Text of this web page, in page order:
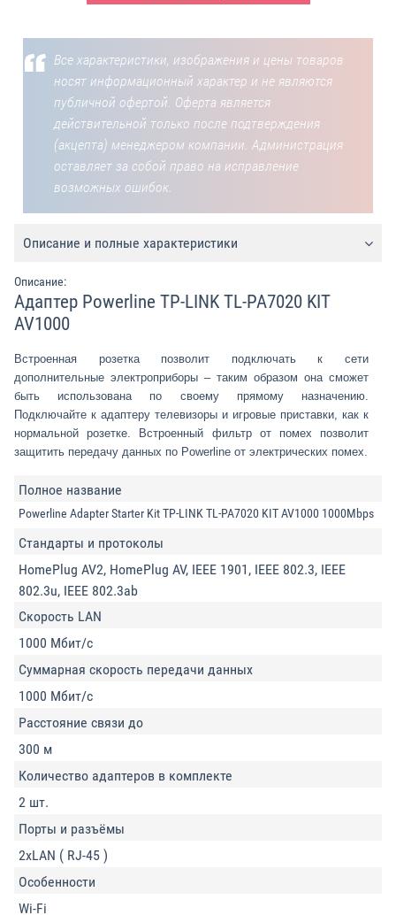
Все характеристики, изображения и цены товаров
носят информационный характер и не являются
публичной офертой. Оферта является
действительной только после подтверждения
(акцепта) менеджером компании. Администрация
оставляет за собой право на исправление
возможных ошибок.
Описание и полные характеристики
Описание:
Адаптер Powerline TP-LINK TL-PA7020 KIT
AV1000
Встроенная розетка позволит подключать к сети
дополнительные электроприборы – таким образом она сможет
быть использована по своему прямому назначению.
Подключайте к адаптеру телевизоры и игровые приставки, как к
нормальной розетке. Встроенный фильтр от помех позволит
защитить передачу данных по Powerline от электрических помех.
Полное название
Powerline Adapter Starter Kit TP-LINK TL-PA7020 KIT AV1000 1000Mbps
Стандарты и протоколы
HomePlug AV2, HomePlug AV, IEEE 1901, IEEE 802.3, IEEE
802.3u, IEEE 802.3ab
Скорость LAN
1000 Мбит/с
Суммарная скорость передачи данных
1000 Мбит/с
Расстояние связи до
300 м
Количество адаптеров в комплекте
2 шт.
Порты и разъёмы
2xLAN ( RJ-45 )
Особенности
Wi-Fi